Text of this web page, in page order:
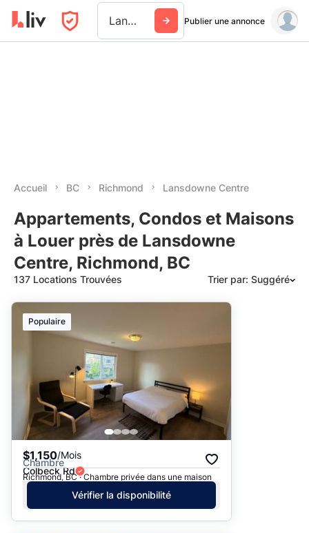
Lansdowne Centre Publier une annonce
Accueil BC Richmond Lansdowne Centre
Appartements, Condos et Maisons
à Louer près de Lansdowne
Centre, Richmond, BC
137 Locations Trouvées Trier par: Suggéré
Date: les plus récents d’abord
Date: les plus anciens d’abord
Prix - $$$ à $
Prix - $ à $$$
Populaire
$1,150/Mois
Chambre
Colbeck Rd
Richmond, BC · Chambre privée dans une maison
Vérifier la disponibilité